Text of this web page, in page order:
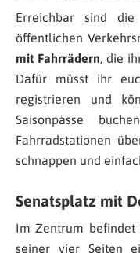
Erreichbar sind
öffentlichen
mit Fahrrädern, die
Dafür müsst ihr
registrieren und
Saisonpässe
Fahrradstationen
schnappen und
Senatsplatz mit
Im Zentrum befindet
seiner vier Seiten